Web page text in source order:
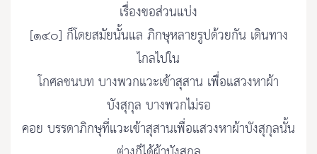
เรื่องขอส่วนแบ่ง
[๑๔๐] ก็โดยสมัยนั้นแล ภิกษุหลายรูปด้วยกัน เดินทาง
ไกลไปใน
โกศลชนบท บางพวกแวะเข้าสุสาน เพื่อแสวงหาผ้า
บังสุกุล บางพวกไม่รอ
คอย บรรดาภิกษุที่แวะเข้าสุสานเพื่อแสวงหาผ้าบังสุกุลนั้น